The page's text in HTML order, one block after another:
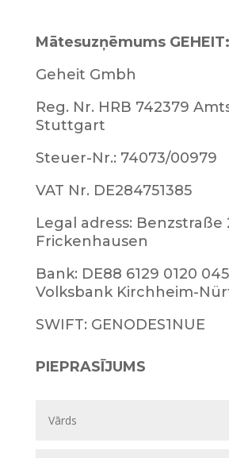
Mātesuzņēmums GEHEIT:
Geheit Gmbh
Reg. Nr. HRB 742379
Stuttgart
Steuer-Nr.: 74073/00979
VAT Nr. DE284751385
Legal adress: Benzstraße
Frickenhausen
Bank: DE88 6129 0120
Volksbank Kirchheim-
SWIFT: GENODES1NUE
PIEPRASĪJUMS